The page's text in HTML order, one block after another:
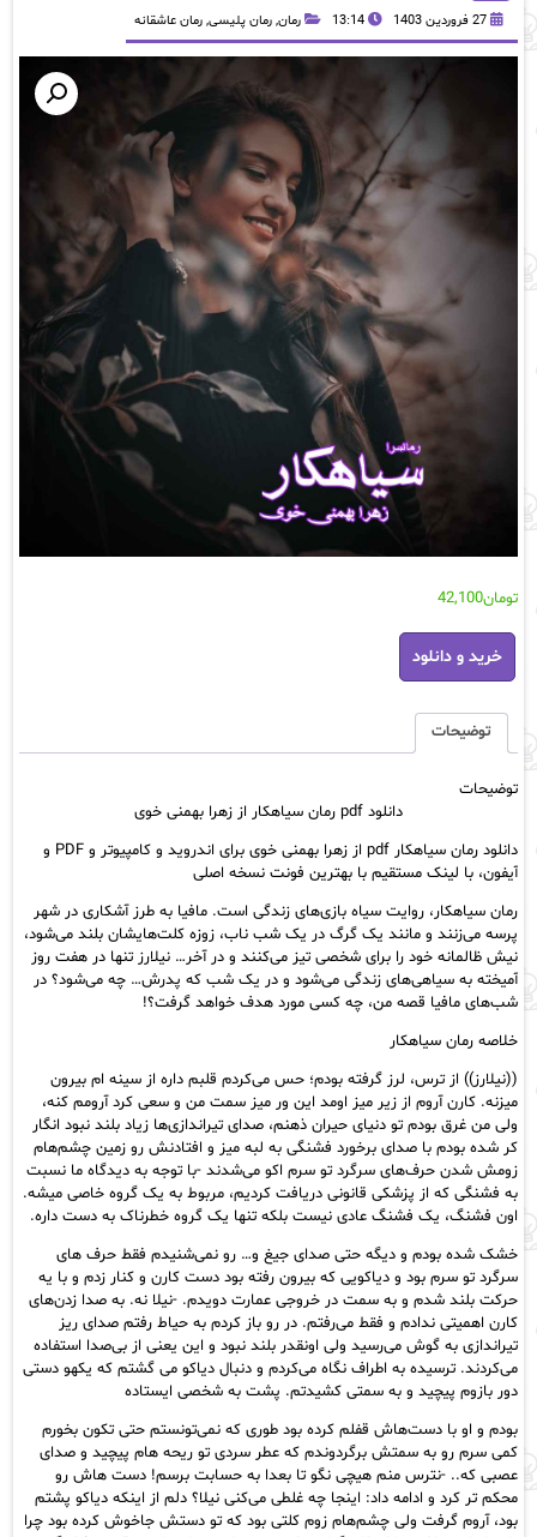
27 فروردین 1403 13:14 رمان, رمان پلیسی, رمان عاشقانه
تومان42,100
دانلود
pdf
رمان
زهرا
خوی
خرید و دانلود
توضیحات
توضیحات
دانلود pdf رمان سیاهکار از زهرا بهمنی خوی
دانلود رمان سیاهکار pdf از زهرا بهمنی خوی برای اندروید و کامپیوتر و PDF و
آیفون، با لینک مستقیم با بهترین فونت نسخه اصلی
رمان سیاهکار، روایت سیاه بازی‌های زندگی است. مافیا به طرز آشکاری در شهر
پرسه می‌زنند و مانند یک گرگ در یک شب ناب، زوزه کلت‌هایشان بلند می‌شود،
نیش ظالمانه خود را برای شخصی تیز می‌کنند و در آخر… نیلارز تنها در هفت روز
آمیخته به سیاهی‌های زندگی می‌شود و در یک شب که پدرش… چه می‌شود؟ در
شب‌های مافیا قصه من، چه کسی مورد هدف خواهد گرفت؟!
خلاصه رمان سیاهکار
((نیلارز)) از ترس، لرز گرفته بودم؛ حس می‌کردم قلبم داره از سینه ام بیرون
میزنه. کارن آروم از زیر میز اومد این ور میز سمت من و سعی کرد آرومم کنه،
ولی من غرق بودم تو دنیای حیران ذهنم، صدای تیراندازی‌ها زیاد بلند نبود انگار
کر شده بودم با صدای برخورد فشنگی به لبه میز و افتادنش رو زمین چشم‌هام
زومش شدن حرف‌های سرگرد تو سرم اکو می‌شدند -با توجه به دیدگاه ما نسبت
به فشنگی که از پزشکی قانونی دریافت کردیم، مربوط به یک گروه خاصی میشه.
اون فشنگ، یک فشنگ عادی نیست بلکه تنها یک گروه خطرناک به دست داره.
خشک شده بودم و دیگه حتی صدای جیغ و… رو نمی‌شنیدم فقط حرف های
سرگرد تو سرم بود و دیاکویی که بیرون رفته بود دست کارن و کنار زدم و با یه
حرکت بلند شدم و به سمت در خروجی عمارت دویدم. -نیلا نه. به صدا زدن‌های
کارن اهمیتی ندادم و فقط می‌رفتم. در رو باز کردم به حیاط رفتم صدای ریز
تیراندازی به گوش می‌رسید ولی اونقدر بلند نبود و این یعنی از بی‌صدا استفاده
می‌کردند. ترسیده به اطراف نگاه می‌کردم و دنبال دیاکو می‌ گشتم که یکهو دستی
دور بازوم پیچید و به سمتی کشیدتم. پشت به شخصی ایستاده
بودم و او با دست‌هاش قفلم کرده بود طوری که نمی‌تونستم حتی تکون بخورم
کمی سرم رو به سمتش برگردوندم که عطر سردی تو ریحه هام پیچید و صدای
عصبی که.. -نترس منم هیچی نگو تا بعدا به حسابت برسم! دست هاش رو
محکم تر کرد و ادامه داد: اینجا چه غلطی می‌کنی نیلا؟ دلم از اینکه دیاکو پشتم
بود، آروم گرفت ولی چشم‌هام زوم کلتی بود که تو دستش جاخوش کرده بود چرا